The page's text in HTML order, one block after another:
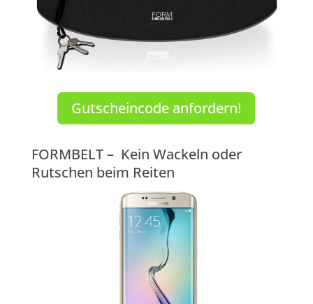
Gutscheincode anfordern!
FORMBELT – Kein Wackeln oder
Rutschen beim Reiten